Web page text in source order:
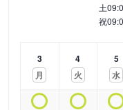
土
祝
3
月
4
火
5
水